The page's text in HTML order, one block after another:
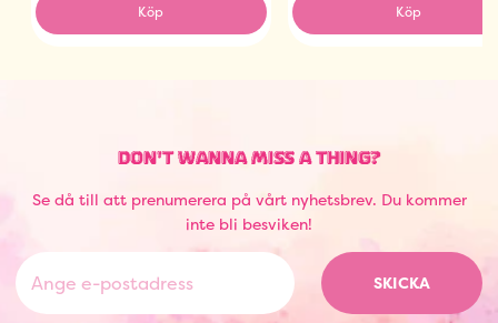
Köp Köp
DON'T WANNA MISS A THING?
Se då till att prenumerera på vårt nyhetsbrev. Du kommer
inte bli besviken!
SKICKA